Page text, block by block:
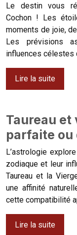
Le destin vous
Cochon ! Les
moments de joie,
Les prévisions
influences célestes
Lire la suite
Taureau et
parfaite ou
L’astrologie
zodiaque et leur
Taureau et la
une affinité
cette compatibilité
Lire la suite